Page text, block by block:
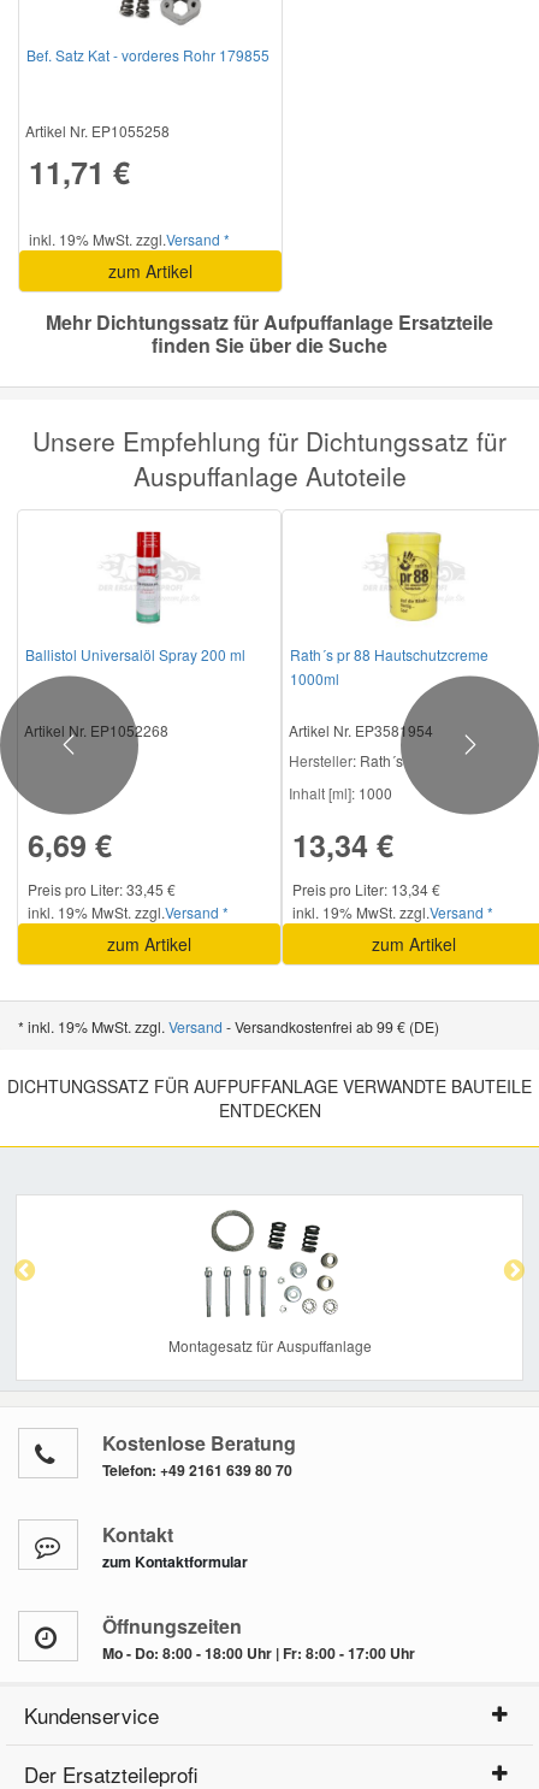
Bef. Satz Kat - vorderes Rohr 179855
Artikel Nr. EP1055258
11,71 €
inkl. 19% MwSt. zzgl.Versand *
zum Artikel
Mehr Dichtungssatz für Aufpuffanlage Ersatzteile
finden Sie über die Suche
Unsere Empfehlung für Dichtungssatz für
Auspuffanlage Autoteile
Ballistol Universalöl Spray 200 ml
Artikel Nr. EP1052268
6,69 €
Preis pro Liter: 33,45 €
inkl. 19% MwSt. zzgl.Versand *
zum Artikel
Rath´s pr 88 Hautschutzcreme
1000ml
Artikel Nr. EP3581954
Hersteller: Rath´s
Inhalt [ml]: 1000
13,34 €
Preis pro Liter: 13,34 €
inkl. 19% MwSt. zzgl.Versand *
zum Artikel
Previous Next
* inkl. 19% MwSt. zzgl. Versand - Versandkostenfrei ab 99 € (DE)
DICHTUNGSSATZ FÜR AUFPUFFANLAGE VERWANDTE BAUTEILE
ENTDECKEN
Montagesatz für Auspuffanlage
Kostenlose Beratung
Telefon: +49 2161 639 80 70
Kontakt
zum Kontaktformular
Öffnungszeiten
Mo - Do: 8:00 - 18:00 Uhr | Fr: 8:00 - 17:00 Uhr
Kundenservice
Der Ersatzteileprofi
Mini Ersatzteile
Mitsubishi Ersatzteile
Nissan Ersatzteile
Porsche Ersatzteile
Seat Ersatzteile
Smart Ersatzteile
Suzuki Ersatzteile
Toyota Ersatzteile
Vauxhall Ersatzteile
Volvo Ersatzteile